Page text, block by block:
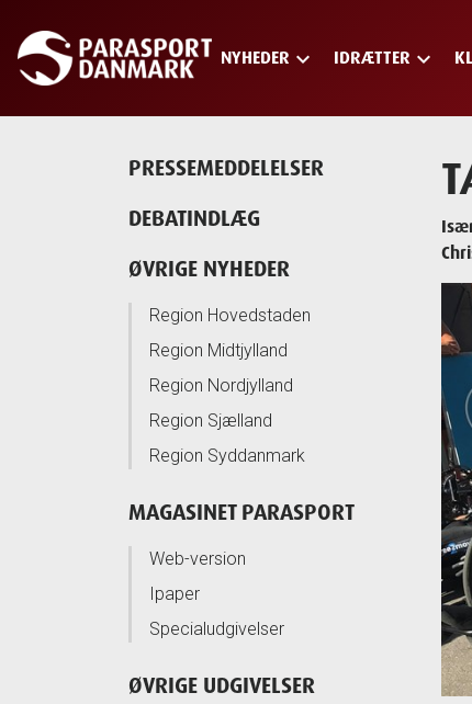
Skip
main
NYHEDER keyboard_arrow_down IDRÆTTER keyboard_arrow_down
PRESSEMEDDELELSER
DEBATINDLÆG
ØVRIGE NYHEDER
Region Hovedstaden
Region Midtjylland
Region Nordjylland
Region Sjælland
Region Syddanmark
MAGASINET PARASPORT
Web-version
Ipaper
Specialudgivelser
ØVRIGE UDGIVELSER